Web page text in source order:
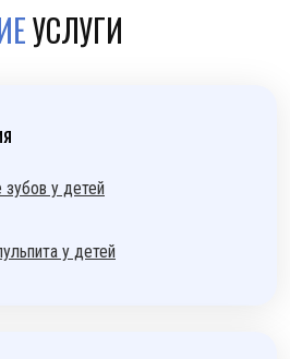
УСЛУГИ
у детей
у детей